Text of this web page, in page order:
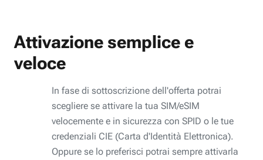
Attivazione semplice e
veloce
In fase di sottoscrizione dell'offerta potrai
scegliere se attivare la tua SIM/eSIM
velocemente e in sicurezza con SPID o le tue
credenziali CIE (Carta d'Identità Elettronica).
Oppure se lo preferisci potrai sempre attivarla